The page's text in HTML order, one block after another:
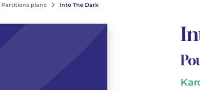
Partitions piano Into The Dark